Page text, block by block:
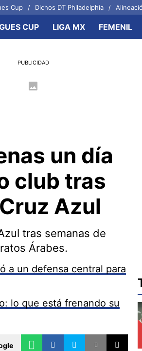
Cup Dichos DT Philadelphia
CELESTES
Erik Lira
CUP LIGA MX FEMENIL
PUBLICIDAD
un día
club tras
Azul
tras semanas de
Árabes.
a un defensa central para
lo que está frenando su